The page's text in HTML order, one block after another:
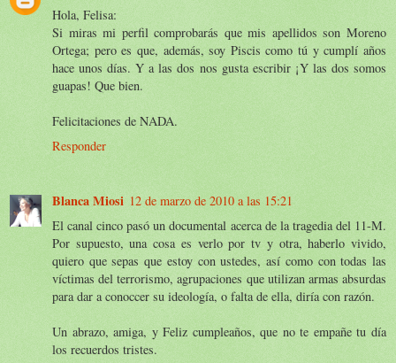
Hola, Felisa:
Si miras mi perfil comprobarás que mis apellidos son Moreno
Ortega; pero es que, además, soy Piscis como tú y cumplí años
hace unos días. Y a las dos nos gusta escribir ¡Y las dos somos
guapas! Que bien.
Felicitaciones de NADA.
Responder
Blanca Miosi 12 de marzo de 2010 a las 15:21
El canal cinco pasó un documental acerca de la tragedia del 11-M.
Por supuesto, una cosa es verlo por tv y otra, haberlo vivido,
quiero que sepas que estoy con ustedes, así como con todas las
víctimas del terrorismo, agrupaciones que utilizan armas absurdas
para dar a conoccer su ideología, o falta de ella, diría con razón.
Un abrazo, amiga, y Feliz cumpleaños, que no te empañe tu día
los recuerdos tristes.